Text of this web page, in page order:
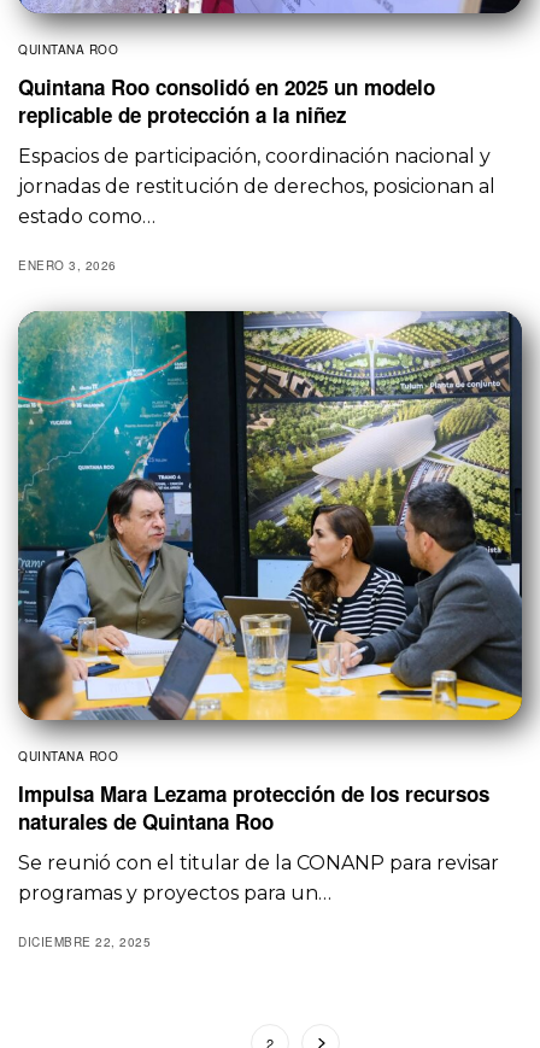
QUINTANA ROO
Quintana Roo consolidó en 2025 un modelo
replicable de protección a la niñez
Espacios de participación, coordinación nacional y
jornadas de restitución de derechos, posicionan al
estado como…
ENERO 3, 2026
QUINTANA ROO
Impulsa Mara Lezama protección de los recursos
naturales de Quintana Roo
Se reunió con el titular de la CONANP para revisar
programas y proyectos para un…
DICIEMBRE 22, 2025
2